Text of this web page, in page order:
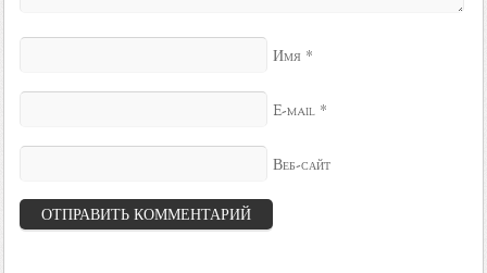
Имя *
E-mail *
Веб-сайт